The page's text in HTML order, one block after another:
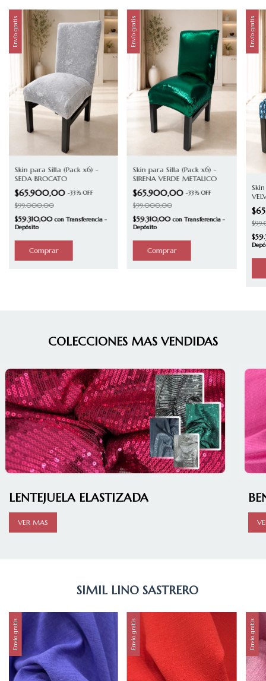
Envío gratis
Skin para Silla (Pack x6) -
SEDA BROCATO
$65.900,00-33%OFF
$99.000,00
$59.310,00con Transferencia -
Depósito
Envío gratis
Skin para Silla (Pack x6) -
SIRENA VERDE METALICO
$65.900,00-33%OFF
$99.000,00
$59.310,00con Transferencia -
Depósito
Envío gratis
COLECCIONES MAS VENDIDAS
LENTEJUELA ELASTIZADA
VER MAS
SIMIL LINO SASTRERO
Envío gratis Envío gratis Envío gratis